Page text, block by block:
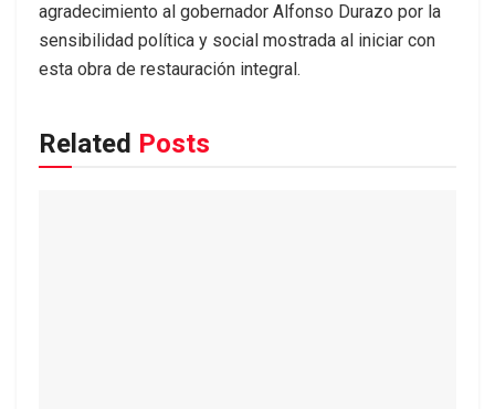
agradecimiento al gobernador Alfonso Durazo por la
sensibilidad política y social mostrada al iniciar con
esta obra de restauración integral.
Related Posts